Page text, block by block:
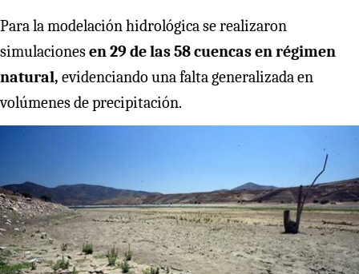
Para la modelación hidrológica se realizaron
simulacionesen 29 de las 58 cuencas en régimen
natural, evidenciando una falta generalizada en
volúmenes de precipitación.